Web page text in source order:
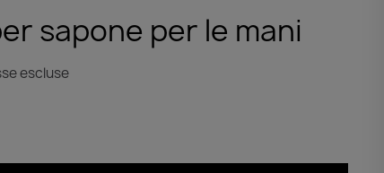
sapone per le mani
escluse